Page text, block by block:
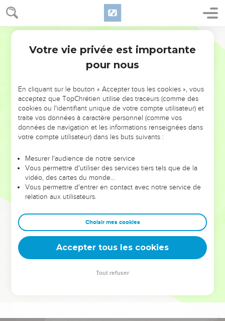
NE MANQUEZ PAS L’ÉVÉNEMENT
DE L’ANNÉE !
ET SI LEURS ERREURS POUVAIENT VOUS ÉVITER LES
VOTRES ?
leur foi ou leur vision. Mais on voit moins les doutes, les erreurs
et les saisons difficiles qu'ils ont traversés, alors même que ce
sont elles qui les ont façonnés.
Dans cette conférence, leaders, entrepreneurs, et responsables
clés pour avancer avec plus de sagesse afin que leurs erreurs
deviennent vos tremplins. Que vous guidiez un ministère, une
équipe, un groupe ou une famille, leur expérience est faite
Votre vie privée est importante
pour nous
En cliquant sur le bouton « Accepter tous les cookies », vous
acceptez que TopChrétien utilise des traceurs (comme des
cookies ou l'identifiant unique de votre compte utilisateur) et
traite vos données à caractère personnel (comme vos
données de navigation et les informations renseignées dans
votre compte utilisateur) dans les buts suivants :
Mesurer l'audience de notre service
Vous permettre d'utiliser des services tiers tels que de la
vidéo, des cartes du monde…
Vous permettre d'entrer en contact avec notre service de
relation aux utilisateurs.
Choisir mes cookies
Accepter tous les cookies
Tout refuser